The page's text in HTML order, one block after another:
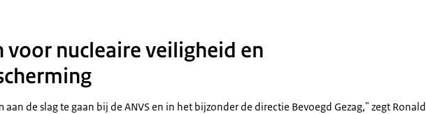
voor nucleaire veiligheid en
aan de slag te gaan bij de ANVS en in het bijzonder de directie Bevoegd Gezag," zegt Ronald